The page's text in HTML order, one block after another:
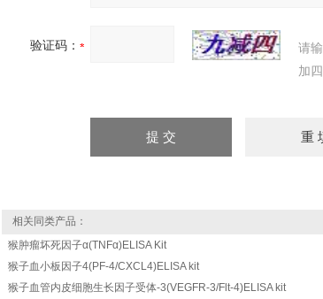
验证码：
请
加
相关同类产品：
猴肿瘤坏死因子α(TNFα)ELISA Kit
猴子血小板因子4(PF-4/CXCL4)ELISA kit
猴子血管内皮细胞生长因子受体-3(VEGFR-3/Flt-4)ELISA kit